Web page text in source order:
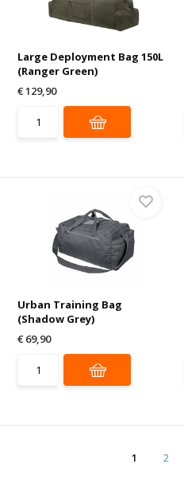
Large Deployment Bag 150L
(Ranger Green)
€ 129,90
Urban Training Bag
(Shadow Grey)
€ 69,90
1 2